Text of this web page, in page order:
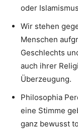
oder
Wir stehen
Menschen
Geschlechts
auch ihrer
Überzeugung.
Philosophia
eine Stimme
ganz bewusst